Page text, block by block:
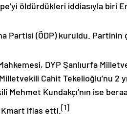
öldürdükleri iddiasıyla biri
Partisi (ÖDP) kuruldu. Partinin
DYP Şanlıurfa
Cahit Tekelioğlu’nu 2
Mehmet Kundakçı’nın ise
Kmart iflas etti.[1]